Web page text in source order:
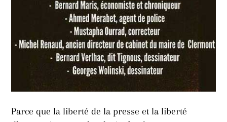
Parce que la liberté de la presse et la liberté